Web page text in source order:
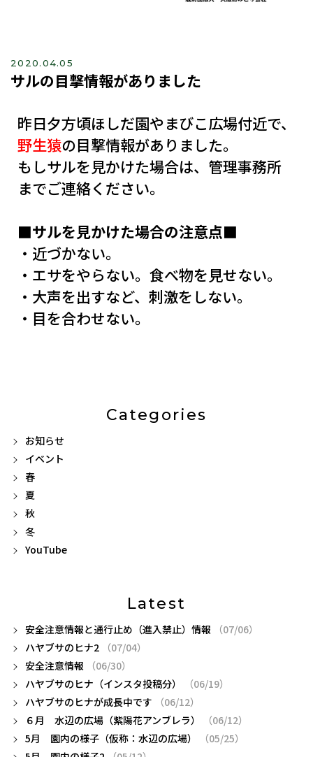
2020.04.05
サルの目撃情報がありました
昨日夕方頃ほしだ園やまびこ広場付近で、
野生猿の目撃情報がありました。
もしサルを見かけた場合は、管理事務所
までご連絡ください。
■サルを見かけた場合の注意点■
・近づかない。
・エサをやらない。食べ物を見せない。
・大声を出すなど、刺激をしない。
・目を合わせない。
Categories
お知らせ
イベント
春
夏
秋
冬
YouTube
Latest
安全注意情報と通行止め（進入禁止）情報
（07/06）
ハヤブサのヒナ2
（07/04）
安全注意情報
（06/30）
ハヤブサのヒナ（インスタ投稿分）
（06/19）
ハヤブサのヒナが成長中です
（06/12）
６月 水辺の広場（紫陽花アンブレラ）
（06/12）
5月 園内の様子（仮称：水辺の広場）
（05/25）